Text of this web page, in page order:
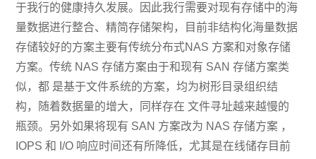
于我行的健康持久发展。因此我行需要对现有存储中的海
量数据进行整合、精简存储架构，目前非结构化海量数据
存储较好的方案主要有传统分布式NAS 方案和对象存储
方案。传统 NAS 存储方案由于和现有 SAN 存储方案类
似，都 是基于文件系统的方案，均为树形目录组织结
构，随着数据量的增大，同样存在 文件寻址越来越慢的
瓶颈。另外如果将现有 SAN 方案改为 NAS 存储方案 ，
IOPS 和 I/O 响应时间还有所降低，尤其是在线储存目前